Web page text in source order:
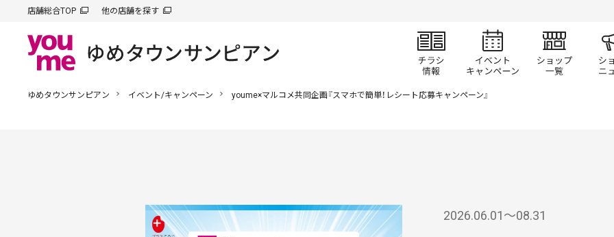
店舗総合TOP 他の店舗を探す
チラシ情報 イベント/キャン
ショ
ゆめタウンサンピアン イベント/キャンペーン youme×マルコメ共同企画『スマホで簡単！レシート応募キャンペーン』
2026.06.01〜08.31